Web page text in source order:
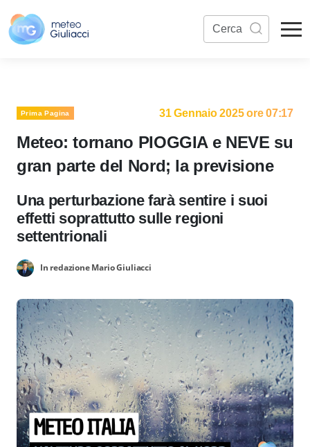
Prima Pagina 31 Gennaio 2025 ore 07:17
Meteo: tornano PIOGGIA e NEVE su
gran parte del Nord; la previsione
Una perturbazione farà sentire i suoi
effetti soprattutto sulle regioni
settentrionali
In redazione Mario Giuliacci